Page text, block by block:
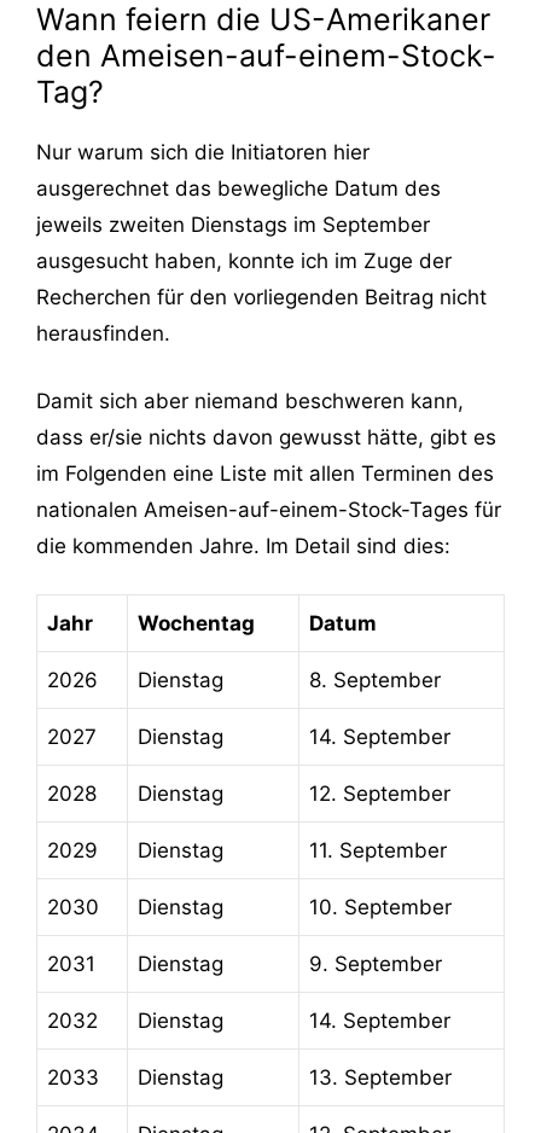
Wann feiern die US-Amerikaner
den Ameisen-auf-einem-Stock-
Tag?
Nur warum sich die Initiatoren hier
ausgerechnet das bewegliche Datum des
jeweils zweiten Dienstags im September
ausgesucht haben, konnte ich im Zuge der
Recherchen für den vorliegenden Beitrag nicht
herausfinden.
Damit sich aber niemand beschweren kann,
dass er/sie nichts davon gewusst hätte, gibt es
im Folgenden eine Liste mit allen Terminen des
nationalen Ameisen-auf-einem-Stock-Tages für
die kommenden Jahre. Im Detail sind dies:
Jahr Wochentag Datum
2026 Dienstag 8. September
2027 Dienstag 14. September
2028 Dienstag 12. September
2029 Dienstag 11. September
2030 Dienstag 10. September
2031 Dienstag 9. September
2032 Dienstag 14. September
2033 Dienstag 13. September